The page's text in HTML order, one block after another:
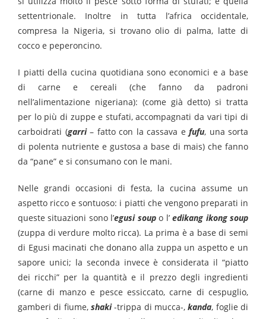
settentrionale. Inoltre in tutta l’africa occidentale,
compresa la Nigeria, si trovano olio di palma, latte di
cocco e peperoncino.
I piatti della cucina quotidiana sono economici e a base
di carne e cereali (che fanno da padroni
nell’alimentazione nigeriana): (come già detto) si tratta
per lo più di zuppe e stufati, accompagnati da vari tipi di
carboidrati (garri– fatto con la cassava e fufu, una sorta
di polenta nutriente e gustosa a base di mais) che fanno
da “pane” e si consumano con le mani.
Nelle grandi occasioni di festa, la cucina assume un
aspetto ricco e sontuoso: i piatti che vengono preparati in
queste situazioni sono l’egusi soupo l’edikang ikong soup
(zuppa di verdure molto ricca). La prima è a base di semi
di Egusi macinati che donano alla zuppa un aspetto e un
sapore unici; la seconda invece è considerata il “piatto
dei ricchi” per la quantità e il prezzo degli ingredienti
(carne di manzo e pesce essiccato, carne di cespuglio,
gamberi di fiume, shaki-trippa di mucca-,kanda, foglie di